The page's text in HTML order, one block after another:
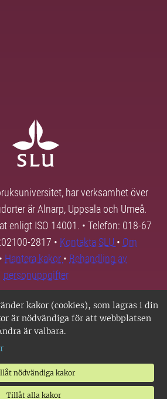
kakor (cookies), som lagras i din
är nödvändiga för att webbplatsen
är valbara.
nödvändiga kakor
Tillåt alla kakor
har verksamhet över
är Alnarp, Uppsala och Umeå.
enligt ISO 14001. • Telefon: 018-67
2817 • Kontakta SLU • Om
• Hantera kakor • Behandling av
personuppgifter